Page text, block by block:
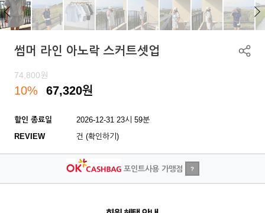
썸머 라인 아노락 스커트셋업
74,800원
10% 67,320원
할인 종료일
2026-12-31 23시 59분
REVIEW
건 (확인하기)
포인트사용 가맹점 ?